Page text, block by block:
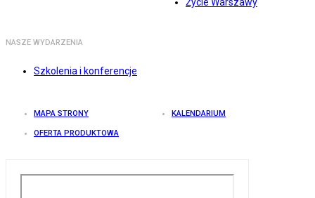
NASZE WYDARZENIA
Szkolenia i konferencje
MAPA STRONY KALENDARIUM
OFERTA PRODUKTOWA